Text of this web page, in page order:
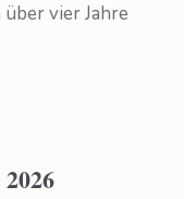
vier Jahre